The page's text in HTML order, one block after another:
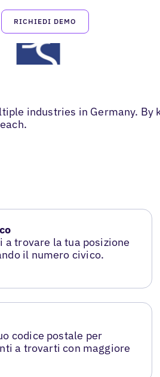
RICHIEDI DEMO
industries in Germany.
a trovare la tua posizione
il numero civico.
codice postale per
a trovarti con maggiore